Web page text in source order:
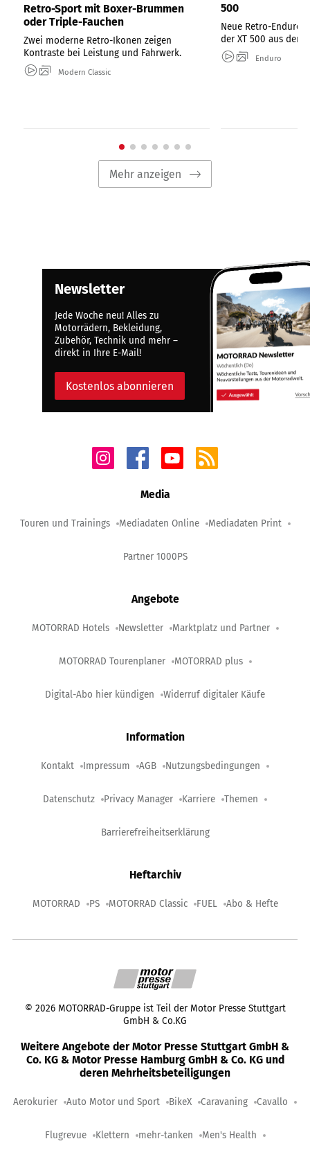
Retro-Sport mit Boxer-Brummen
oder Triple-Fauchen
Zwei moderne Retro-Ikonen zeigen
Kontraste bei Leistung und Fahrwerk.
Modern Classic
500
Neue Retro-Enduro:
der XT 500 aus den
Enduro
Mehr anzeigen
Newsletter
Jede Woche neu! Alles zu
Motorrädern, Bekleidung,
Zubehör, Technik und mehr –
direkt in Ihre E-Mail!
Kostenlos abonnieren
Media
Touren und Trainings Mediadaten Online Mediadaten Print
Partner 1000PS
Angebote
MOTORRAD Hotels Newsletter Marktplatz und Partner
MOTORRAD Tourenplaner MOTORRAD plus
Digital-Abo hier kündigen Widerruf digitaler Käufe
Information
Kontakt Impressum AGB Nutzungsbedingungen
Datenschutz Privacy Manager Karriere Themen
Barrierefreiheitserklärung
Heftarchiv
MOTORRAD PS MOTORRAD Classic FUEL Abo & Hefte
© 2026 MOTORRAD-Gruppe ist Teil der Motor Presse Stuttgart
GmbH & Co.KG
Weitere Angebote der Motor Presse Stuttgart GmbH &
Co. KG & Motor Presse Hamburg GmbH & Co. KG und
deren Mehrheitsbeteiligungen
Aerokurier Auto Motor und Sport BikeX Caravaning Cavallo
Flugrevue Klettern mehr-tanken Men's Health